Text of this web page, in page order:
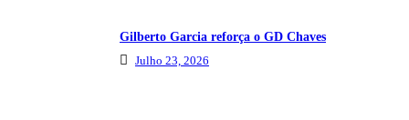
Gilberto Garcia reforça o GD Chaves
Julho 23, 2026